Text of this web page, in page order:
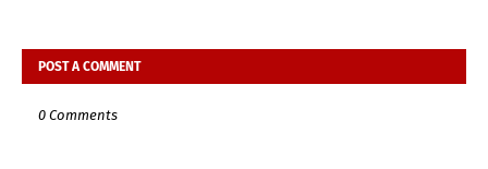
POST A COMMENT
0 Comments